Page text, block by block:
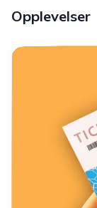
Opplevelser